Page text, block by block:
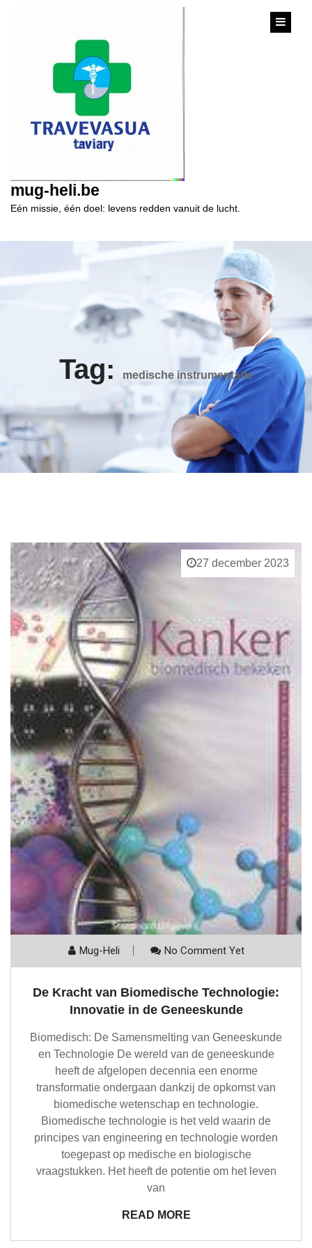
mug-heli.be
Eén missie, één doel: levens redden vanuit de lucht.
Tag: medische instrumentatie
27 december 2023
Mug-Heli No Comment Yet
De Kracht van Biomedische Technologie:
Innovatie in de Geneeskunde
Biomedisch: De Samensmelting van Geneeskunde
en Technologie De wereld van de geneeskunde
heeft de afgelopen decennia een enorme
transformatie ondergaan dankzij de opkomst van
biomedische wetenschap en technologie.
Biomedische technologie is het veld waarin de
principes van engineering en technologie worden
toegepast op medische en biologische
vraagstukken. Het heeft de potentie om het leven
van
READ MORE